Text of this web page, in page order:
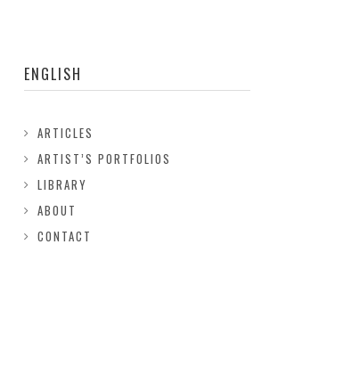
ENGLISH
ARTICLES
ARTIST’S PORTFOLIOS
LIBRARY
ABOUT
CONTACT